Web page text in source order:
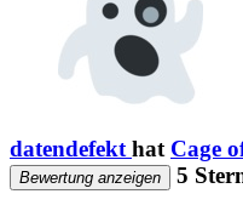
datendefekt hat Cage
Bewertung anzeigen 5